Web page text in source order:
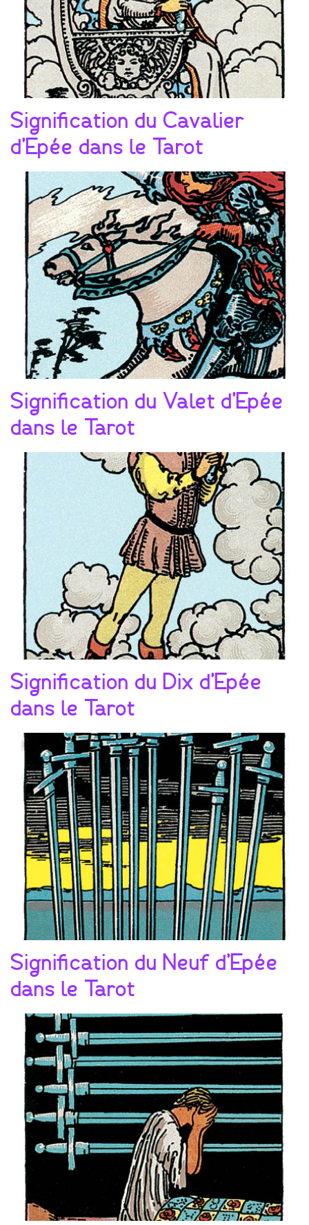
Signification du Cavalier
d’Epée dans le Tarot
Signification du Valet d’Epée
dans le Tarot
Signification du Dix d’Epée
dans le Tarot
Signification du Neuf d’Epée
dans le Tarot